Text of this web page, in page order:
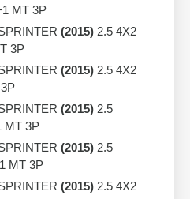
MT 3P
(2015) 2.5 4X2
3P
(2015) 2.5 4X2
(2015) 2.5
MT 3P
(2015) 2.5
MT 3P
(2015) 2.5 4X2